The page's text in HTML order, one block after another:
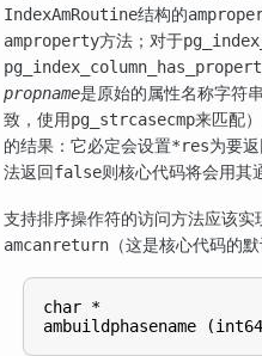
IndexAmRoutine结构的
amproperty方法；对于
propname是原始的属性名称字符
致，使用pg_strcasecmp来匹配
的结果：它必定会设置*res为要
法返回false则核心代码将会用其
支持排序操作符的访问方法应该实
amcanreturn （这是核心代码的
char *